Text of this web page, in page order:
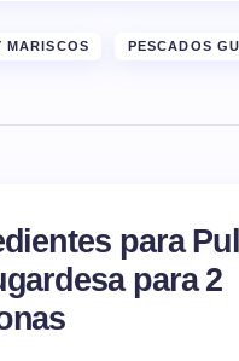
MARISCOS PESCADOS
para
para 2